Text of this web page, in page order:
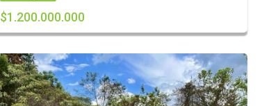
$1.200.000.000